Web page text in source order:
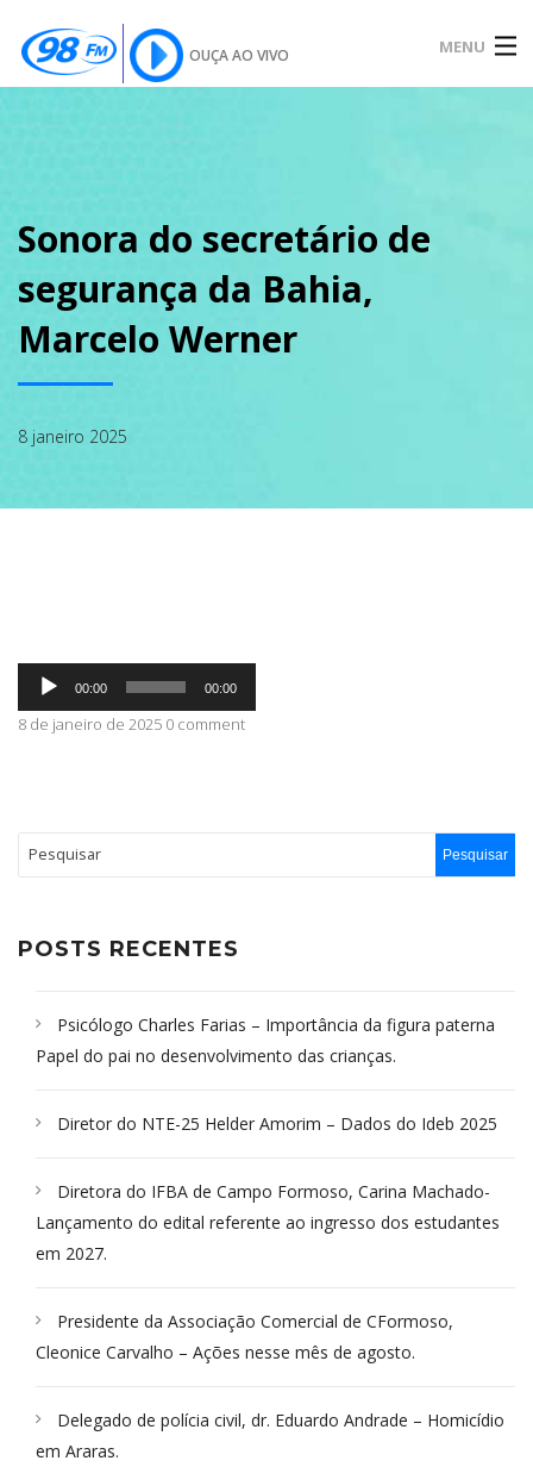
OUÇA AO VIVO MENU
SOBRE
NOTÍCIAS
CONTATO
Sonora do secretário de
segurança da Bahia,
Marcelo Werner
8 janeiro 2025
Tocador
áudio
00:00 00:00
8 de janeiro de 2025 0 comment
POSTS RECENTES
Psicólogo Charles Farias – Importância da figura paterna
Papel do pai no desenvolvimento das crianças.
Diretor do NTE-25 Helder Amorim – Dados do Ideb 2025
Diretora do IFBA de Campo Formoso, Carina Machado-
Lançamento do edital referente ao ingresso dos estudantes
em 2027.
Presidente da Associação Comercial de CFormoso,
Cleonice Carvalho – Ações nesse mês de agosto.
Delegado de polícia civil, dr. Eduardo Andrade – Homicídio
em Araras.